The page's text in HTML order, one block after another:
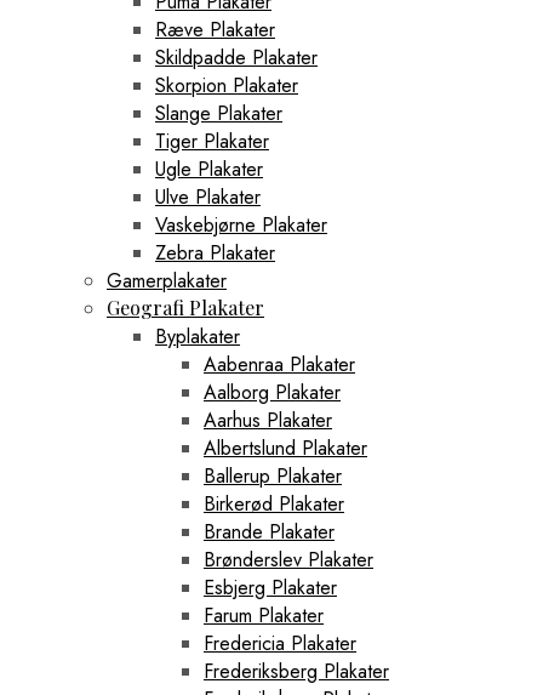
Ræve Plakater
Skildpadde Plakater
Skorpion Plakater
Slange Plakater
Tiger Plakater
Ugle Plakater
Ulve Plakater
Vaskebjørne Plakater
Zebra Plakater
Gamerplakater
Geografi Plakater
Byplakater
Aabenraa Plakater
Aalborg Plakater
Aarhus Plakater
Albertslund Plakater
Ballerup Plakater
Birkerød Plakater
Brande Plakater
Brønderslev Plakater
Esbjerg Plakater
Farum Plakater
Fredericia Plakater
Frederiksberg Plakater